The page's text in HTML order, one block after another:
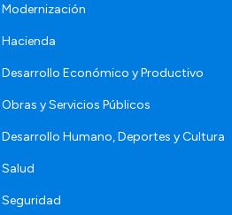
Modernización
Hacienda
Desarrollo Económico y Productivo
Obras y Servicios Públicos
Desarrollo Humano, Deportes y Cultura
Salud
Seguridad